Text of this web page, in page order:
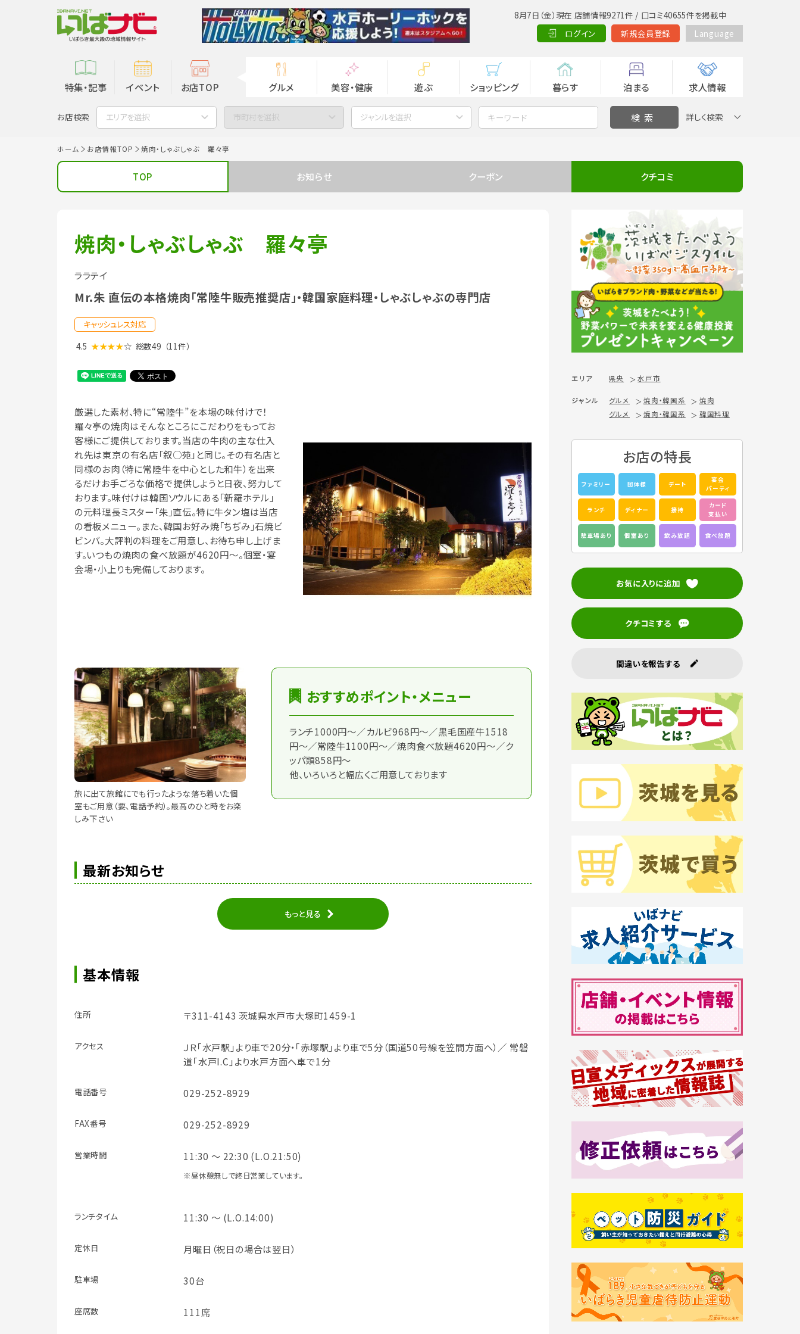
8月7日（金）現在 店舗情報9271件 / 口コミ40655件を掲載中
ログイン
新規会員登録 Language
特集・記事 イベント お店TOP グルメ 美容・健康 遊ぶ ショッピング 暮らす 泊まる 求人情報
お店検索 エリアを選択 市町村を選択 ジャンルを選択 詳しく検索
ホーム お店情報TOP 焼肉・しゃぶしゃぶ 羅々亭
TOP お知らせ クーポン クチコミ
焼肉・しゃぶしゃぶ 羅々亭
ララテイ
Mr.朱 直伝の本格焼肉「常陸牛販売推奨店」・韓国家庭料理・しゃぶしゃぶの専門店
キャッシュレス対応
4.5 ★★★★☆ 総数49 （11件）
厳選した素材、特に“常陸牛”を本場の味付けで！
羅々亭の焼肉はそんなところにこだわりをもってお
客様にご提供しております。当店の牛肉の主な仕入
れ先は東京の有名店「叙○苑」と同じ。その有名店と
同様のお肉（特に常陸牛を中心とした和牛）を出来
るだけお手ごろな価格で提供しようと日夜、努力して
おります。味付けは韓国ソウルにある「新羅ホテル」
の元料理長ミスター「朱」直伝。特に牛タン塩は当店
の看板メニュー。また、韓国お好み焼「ちぢみ」石焼ビ
ビンバ。大評判の料理をご用意し、お待ち申し上げま
す。いつもの焼肉の食べ放題が4620円～。個室・宴
会場・小上りも完備しております。
旅に出て旅館にでも行ったような落ち着いた個
室もご用意（要、電話予約）。最高のひと時をお楽
しみ下さい
おすすめポイント・メニュー
ランチ1000円～／カルビ968円～／黒毛国産牛1518
円～／常陸牛1100円～／焼肉食べ放題4620円～／ク
ッパ類858円～
他、いろいろと幅広くご用意しております
最新お知らせ
もっと見る
基本情報
住所 〒311-4143 茨城県水戸市大塚町1459-1
アクセス
ＪＲ｢水戸駅｣より車で20分・｢赤塚駅｣より車で5分（国道50号線を笠間方面へ）／ 常磐
道｢水戸I.C｣より水戸方面へ車で1分
電話番号 029-252-8929
FAX番号 029-252-8929
営業時間 11:30 ～ 22:30 (L.O.21:50)
※昼休憩無しで終日営業しています。
ランチタイム 11:30 ～ (L.O.14:00)
定休日 月曜日（祝日の場合は翌日）
駐車場 30台
座席数 111席
エリア 県央 水戸市
ジャンル グルメ 焼肉・韓国系
焼肉
グルメ
焼肉・韓国系 韓国料理
お店の特長
ファミリー 団体様 デート
宴会
パーティ
ランチ ディナー 接待
カード
支払い
駐車場あり 個室あり 飲み放題 食べ放題
お気に入りに追加
クチコミする
間違いを報告する